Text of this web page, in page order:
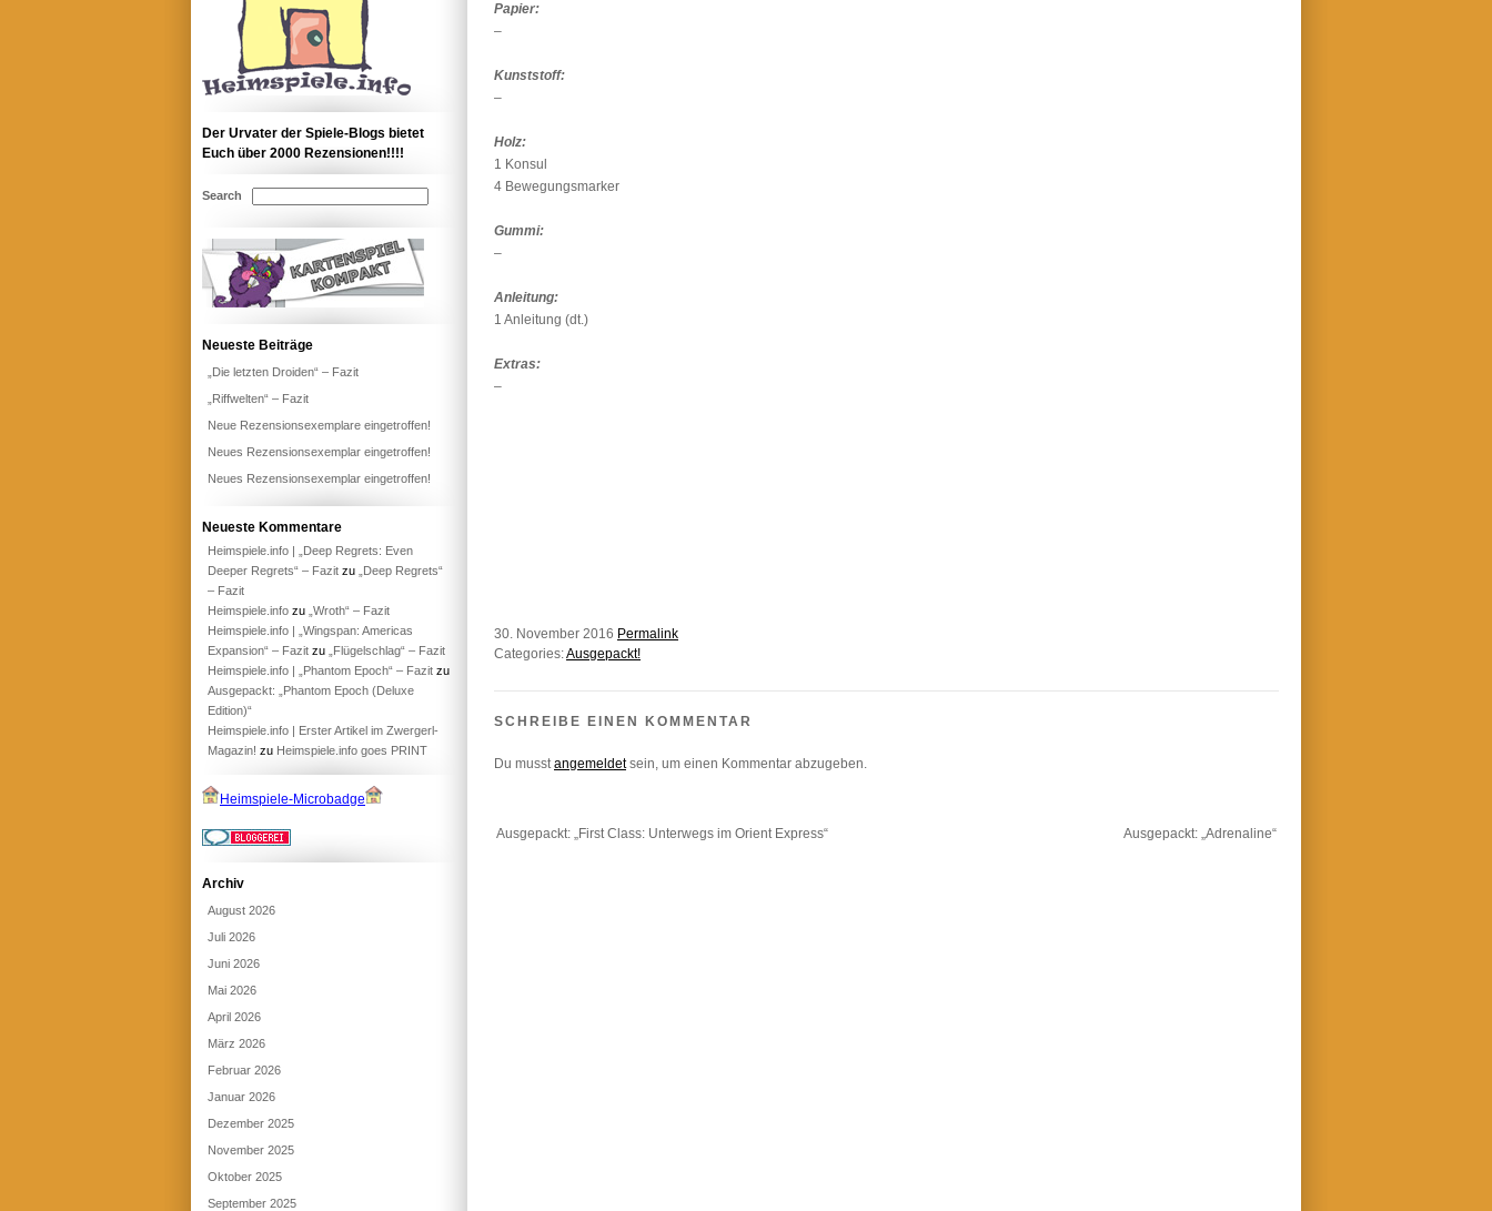
Papier:
–
Kunststoff:
–
Holz:
1 Konsul
4 Bewegungsmarker
Gummi:
–
Anleitung:
1 Anleitung (dt.)
Extras:
–
30. November 2016 Permalink
Categories:Ausgepackt!
SCHREIBE EINEN KOMMENTAR
Du musstangemeldetsein, um einen Kommentar abzugeben.
Ausgepackt: „Adrenaline“
Ausgepackt: „First Class: Unterwegs im Orient Express“
Der Urvater der Spiele-Blogs bietet
Euch über 2000 Rezensionen!!!!
Search
Neueste Beiträge
„Die letzten Droiden“ – Fazit
„Riffwelten“ – Fazit
Neue Rezensionsexemplare eingetroffen!
Neues Rezensionsexemplar eingetroffen!
Neues Rezensionsexemplar eingetroffen!
Neueste Kommentare
Heimspiele.info | „Deep Regrets: Even
Deeper Regrets“ – Fazit zu
„Deep Regrets“
– Fazit
Heimspiele.info zu „Wroth“ – Fazit
Heimspiele.info | „Wingspan: Americas
Expansion“ – Fazit zu
„Flügelschlag“ – Fazit
Heimspiele.info | „Phantom Epoch“ – Fazit zu
Ausgepackt: „Phantom Epoch (Deluxe
Edition)“
Heimspiele.info | Erster Artikel im Zwergerl-
Magazin! zu Heimspiele.info goes PRINT
Heimspiele-Microbadge
Archiv
August 2026
Juli 2026
Juni 2026
Mai 2026
April 2026
März 2026
Februar 2026
Januar 2026
Dezember 2025
November 2025
Oktober 2025
September 2025